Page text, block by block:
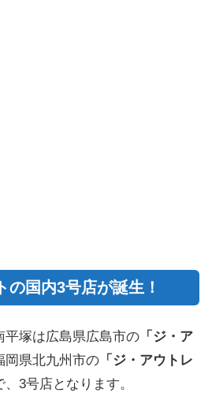
の国内3号店が誕生！
平塚は広島県広島市の 「ジ・ア
岡県北九州市の 「ジ・アウトレ
、3号店となります。